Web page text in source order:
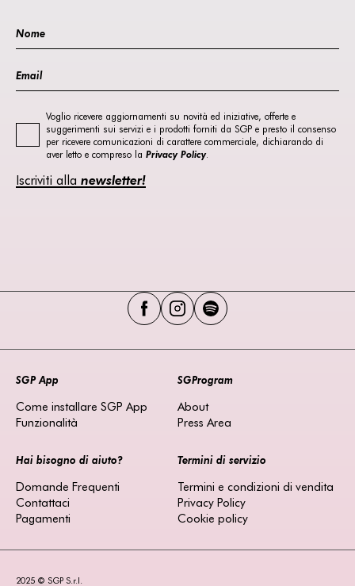
Voglio ricevere aggiornamenti su novità ed iniziative, offerte e
suggerimenti sui servizi e i prodotti forniti da SGP e presto il consenso
per ricevere comunicazioni di carattere commerciale, dichiarando di
aver letto e compreso la Privacy Policy.
Iscriviti alla newsletter!
SGP App
Come installare SGP App
Funzionalità
SGProgram
About
Press Area
Hai bisogno di aiuto?
Domande Frequenti
Contattaci
Pagamenti
Termini di servizio
Termini e condizioni di vendita
Privacy Policy
Cookie policy
2025 © SGP S.r.l.